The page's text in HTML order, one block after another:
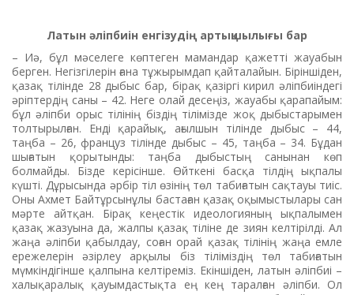
Латын әліпбиін енгізудің артықшылығы бар
– Иә, бұл мәселеге көптеген маман­дар қажетті жауабын
берген. Негізгілерін ғана тұжы­рымдап қайталайын. Біріншіден,
қазақ тілінде 28 дыбыс бар, бірақ қазіргі кирил әліпбиіндегі
әріптердің саны – 42. Неге олай десеңіз, жауабы қарапайым:
бұл әліпби орыс тілінің біздің тілімізде жоқ дыбыстарымен
толтырылған. Енді қарайық, ағылшын тілінде дыбыс – 44,
таңба – 26, француз тілінде дыбыс – 45, таңба – 34. Бұдан
шығатын қоры­тынды: таңба дыбыстың санынан көп
болмайды. Бізде керісінше. Өйткені басқа тілдің ықпалы
күшті. Дұрысында әрбір тіл өзінің төл табиғатын сақтауы тиіс.
Оны Ахмет Байтұрсынұлы бастаған қазақ оқымыстылары сан
мәрте айтқан. Бірақ кеңестік идеологияның ықпалымен
қазақ жазуына да, жалпы қазақ тіліне де зиян келтірілді. Ал
жаңа әліпби қабылдау, соған орай қазақ тілінің жаңа емле
ережелерін әзірлеу арқылы біз тіліміздің төл табиғатын
мүмкіндігінше қалпына келтіреміз. Екіншіден, латын әліпбиі –
халықаралық қауымдастықта ең кең таралған әліпби. Ол